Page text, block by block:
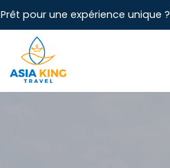
Prêt pour une expérience unique ?